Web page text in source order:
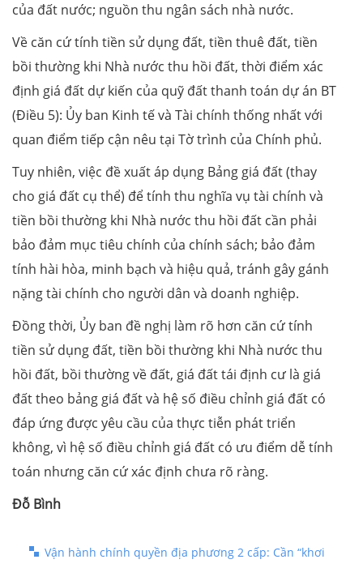
của đất nước; nguồn thu ngân sách nhà nước.
Về căn cứ tính tiền sử dụng đất, tiền thuê đất, tiền
bồi thường khi Nhà nước thu hồi đất, thời điểm xác
định giá đất dự kiến của quỹ đất thanh toán dự án BT
(Điều 5): Ủy ban Kinh tế và Tài chính thống nhất với
quan điểm tiếp cận nêu tại Tờ trình của Chính phủ.
Tuy nhiên, việc đề xuất áp dụng Bảng giá đất (thay
cho giá đất cụ thể) để tính thu nghĩa vụ tài chính và
tiền bồi thường khi Nhà nước thu hồi đất cần phải
bảo đảm mục tiêu chính của chính sách; bảo đảm
tính hài hòa, minh bạch và hiệu quả, tránh gây gánh
nặng tài chính cho người dân và doanh nghiệp.
Đồng thời, Ủy ban đề nghị làm rõ hơn căn cứ tính
tiền sử dụng đất, tiền bồi thường khi Nhà nước thu
hồi đất, bồi thường về đất, giá đất tái định cư là giá
đất theo bảng giá đất và hệ số điều chỉnh giá đất có
đáp ứng được yêu cầu của thực tiễn phát triển
không, vì hệ số điều chỉnh giá đất có ưu điểm dễ tính
toán nhưng căn cứ xác định chưa rõ ràng.
Đỗ Bình
Vận hành chính quyền địa phương 2 cấp: Cần “khơi